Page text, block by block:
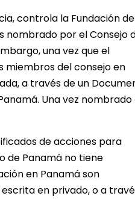
controla la Fundación de
nombrado por el Consejo
una vez que el
del consejo en
a través de un
Una vez nombrado
de acciones para
de Panamá no tiene
en Panamá son
en privado, o a